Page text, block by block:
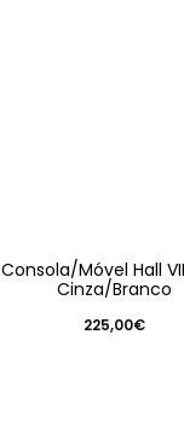
Consola/Móvel Hall
Cinza/Branco
225,00€